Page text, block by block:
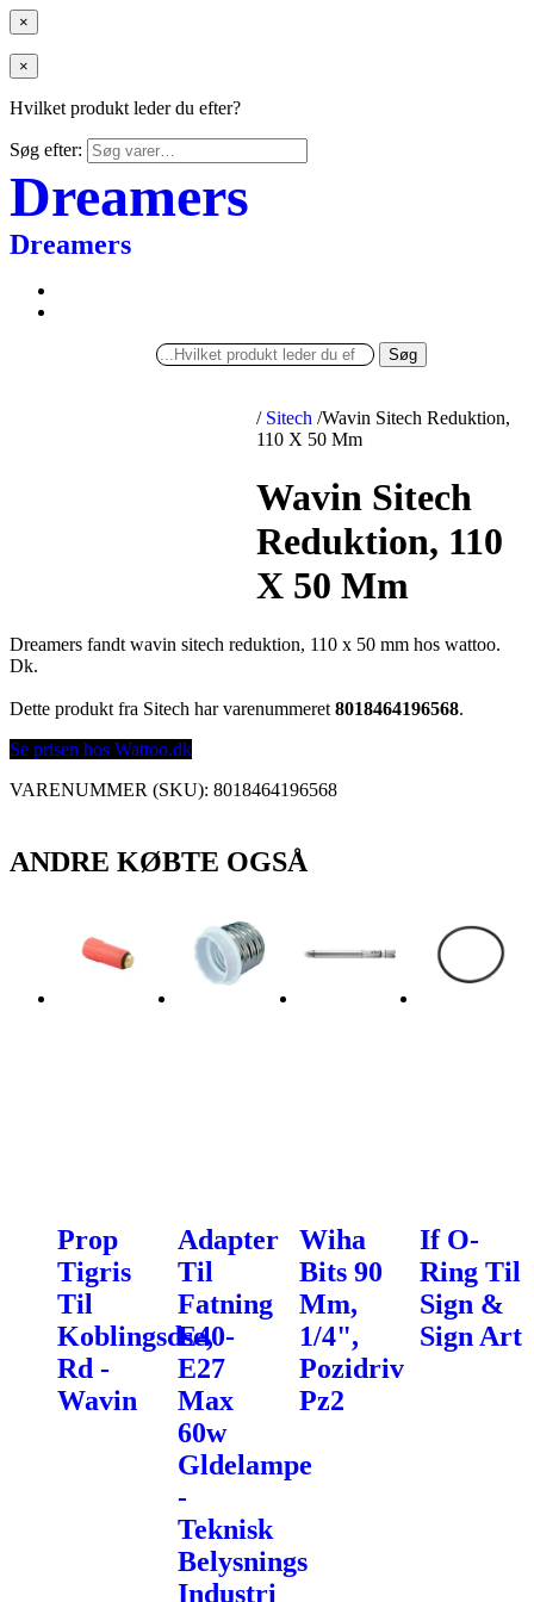
×
×
Hvilket produkt leder du efter?
Søg efter:
Dreamers
Dreamers
Søg
/ Sitech /Wavin Sitech Reduktion,
110 X 50 Mm
Wavin Sitech
Reduktion, 110
X 50 Mm
Dreamers fandt wavin sitech reduktion, 110 x 50 mm hos wattoo.
Dk.
Dette produkt fra Sitech har varenummeret 8018464196568.
Se prisen hos Wattoo.dk
VARENUMMER (SKU): 8018464196568
ANDRE KØBTE OGSÅ
Prop
Tigris
Til
Koblingsdse,
Rd -
Wavin
Adapter
Til
Fatning
E40-
E27
Max
60w
Gldelampe
-
Teknisk
Belysnings
Industri
Wiha
Bits 90
Mm,
1/4",
Pozidriv
Pz2
If O-
Ring Til
Sign &
Sign Art